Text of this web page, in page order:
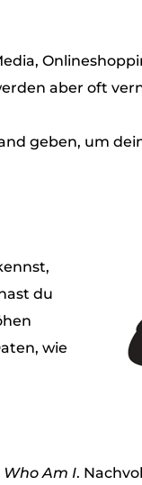
aber oft
geben, um
du
wie
Who Am I.